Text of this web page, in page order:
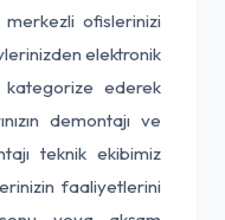
ofislerinizi
elektronik
kategorize ederek
demontajı ve
teknik ekibimiz
faaliyetlerini